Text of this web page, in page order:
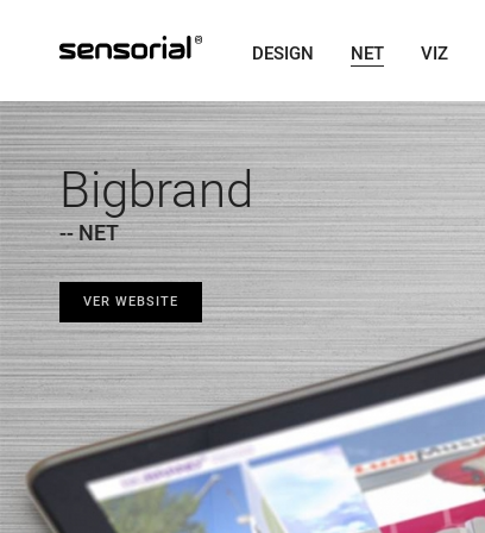
DESIGN NET VIZ
Bigbrand
-- NET
VER WEBSITE